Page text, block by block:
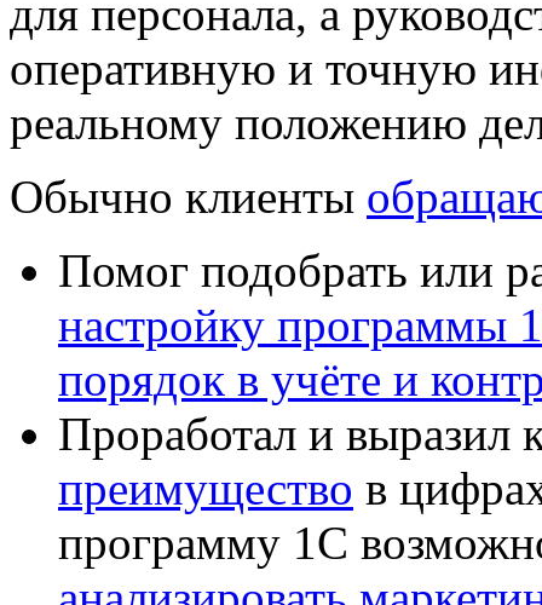
для персонала, а
оперативную и точную
реальному положению
Обычно клиенты
Помог подобрать или
настройку программы
порядок в учёте и
Проработал и выразил
преимущество в
программу 1С